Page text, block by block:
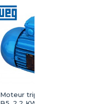
Moteur triphasé WEG